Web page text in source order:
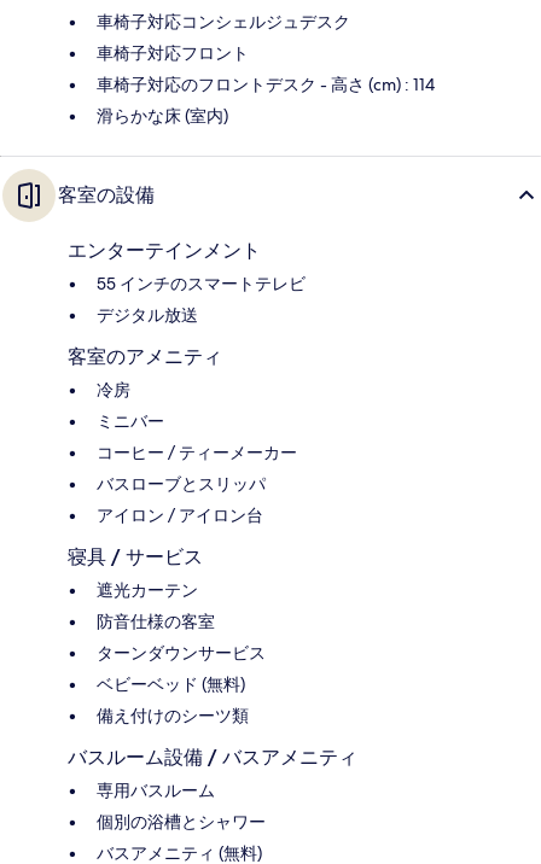
車椅子対応コンシェルジュデスク
車椅子対応フロント
車椅子対応のフロントデスク - 高さ (cm) : 114
滑らかな床 (室内)
客室の設備
エンターテインメント
55 インチのスマートテレビ
デジタル放送
客室のアメニティ
冷房
ミニバー
コーヒー / ティーメーカー
バスローブとスリッパ
アイロン / アイロン台
寝具 / サービス
遮光カーテン
防音仕様の客室
ターンダウンサービス
ベビーベッド (無料)
備え付けのシーツ類
バスルーム設備 / バスアメニティ
専用バスルーム
個別の浴槽とシャワー
バスアメニティ (無料)